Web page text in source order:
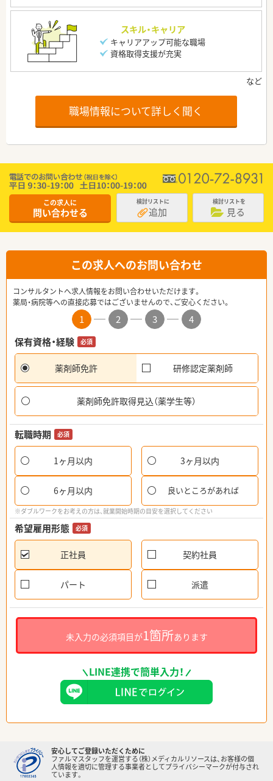
スキル・キャリア
キャリアアップ可能な職場
資格取得支援が充実
職場情報について詳しく聞く
この求人に
問い合わせる
検討リストに
追加
検討リストを
見る
この求人へのお問い合わせ
コンサルタントへ求人情報をお問い合わせいただけます。
薬局・病院等への直接応募ではございませんので、ご安心ください。
1 2 3
4
保有資格・経験
必須
薬剤師免許 研修認定薬剤師
薬剤師免許取得見込（薬学生等）
転職時期 必須
1ヶ月以内 3ヶ月以内
6ヶ月以内 良いところがあれば
※ダブルワークをお考えの方は、就業開始時期の目安を選択してください
希望雇用形態 必須
正社員 契約社員
パート 派遣
未入力の必須項目が1箇所あります
LINE連携で簡単入力！
安心してご登録いただくために
ファルマスタッフを運営する（株）メディカルリソースは、お客様の個
人情報を適切に管理する事業者としてプライバシーマークが付与され
ています。